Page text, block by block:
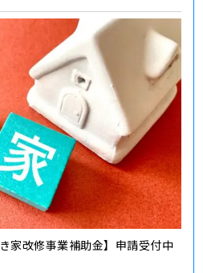
家改修事業補助金】申請受付中